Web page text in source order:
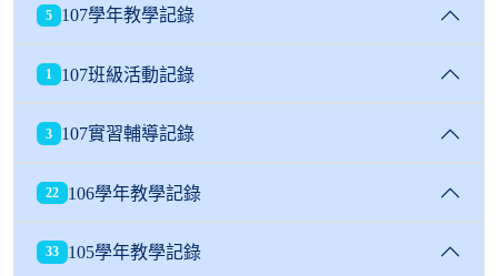
5 107學年教學記錄
1 107班級活動記錄
3 107實習輔導記錄
22 106學年教學記錄
33 105學年教學記錄